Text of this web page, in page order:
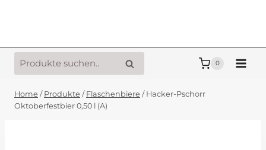
Suche
nach:
Suche 0
Home / Produkte / Flaschenbiere / Hacker-Pschorr
Oktoberfestbier 0,50 l (A)